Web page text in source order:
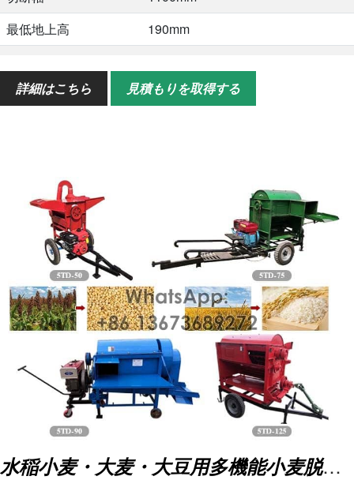
最低地上高
190mm
サイズ
3100*1440*1630mm
詳細はこちら 見積もりを取得する
水稲小麦・大麦・大豆用多機能小麦脱穀機